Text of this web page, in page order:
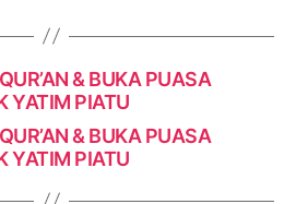
& BUKA PUASA
YATIM PIATU
& BUKA PUASA
YATIM PIATU